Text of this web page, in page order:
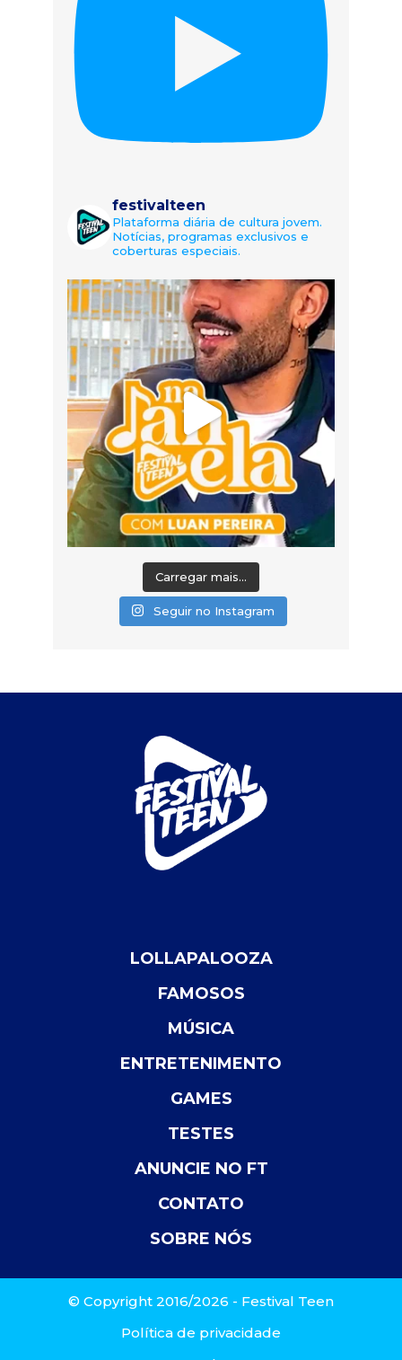
festivalteen
Plataforma diária de cultura jovem.
Notícias, programas exclusivos e
coberturas especiais.
Carregar mais...
Seguir no Instagram
LOLLAPALOOZA
FAMOSOS
MÚSICA
ENTRETENIMENTO
GAMES
TESTES
ANUNCIE NO FT
CONTATO
SOBRE NÓS
© Copyright 2016/2026 - Festival Teen
Política de privacidade